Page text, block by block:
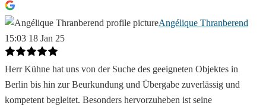
Angélique Thranberend
15:03 18 Jan 25
Herr Kühne hat uns von der Suche des geeigneten Objektes in
Berlin bis hin zur Beurkundung und Übergabe zuverlässig und
kompetent begleitet. Besonders hervorzuheben ist seine